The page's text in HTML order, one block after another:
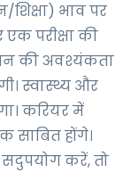
भाव पर
परीक्षा की
की अवश्यंकता
स्वास्थ्य और
करियर में
साबित होंगे।
करें, तो